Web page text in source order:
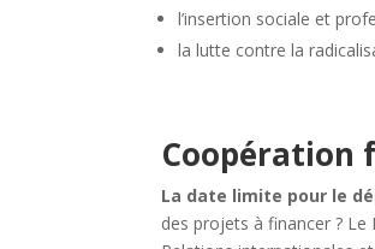
l’insertion sociale et
la lutte contre la
Coopération
La date limite pour le
des projets à financer ?